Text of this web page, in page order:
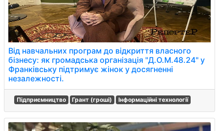
Від навчальних програм до відкриття власного
бізнесу: як громадська організація "Д.О.М.48.24" у
Франківську підтримує жінок у досягненні
незалежності.
Підприємництво Грант (гроші) Інформаційні технології